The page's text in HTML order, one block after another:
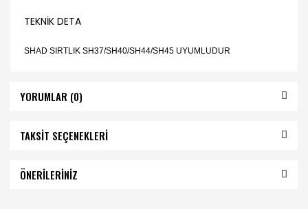
TEKNİK DETA
SHAD SIRTLIK SH37/SH40/SH44/SH45 UYUMLUDUR
YORUMLAR (0)
TAKSİT SEÇENEKLERİ
ÖNERİLERİNİZ